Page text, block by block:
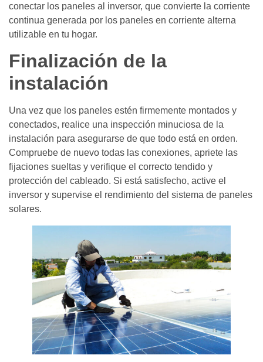
conectar los paneles al inversor, que convierte la corriente
continua generada por los paneles en corriente alterna
utilizable en tu hogar.
Finalización de la
instalación
Una vez que los paneles estén firmemente montados y
conectados, realice una inspección minuciosa de la
instalación para asegurarse de que todo está en orden.
Compruebe de nuevo todas las conexiones, apriete las
fijaciones sueltas y verifique el correcto tendido y
protección del cableado. Si está satisfecho, active el
inversor y supervise el rendimiento del sistema de paneles
solares.